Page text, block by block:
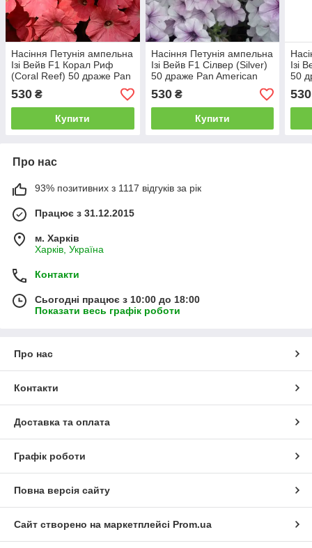
Насіння Петунія ампельна
Ізі Вейв F1 Корал Риф
(Coral Reef) 50 драже Pan
American
530 ₴
Купити
Насіння Петунія ампельна
Ізі Вейв F1 Сілвер (Silver)
50 драже Pan American
530₴
Купити
Ізі
50
530
Про нас
93% позитивних з 1117 відгуків за рік
Працює з 31.12.2015
м. Харків
Харків, Україна
Контакти
Сьогодні працює з 10:00 до 18:00
Показати весь графік роботи
Про нас
Контакти
Доставка та оплата
Графік роботи
Повна версія сайту
Сайт створено на маркетплейсі Prom.ua